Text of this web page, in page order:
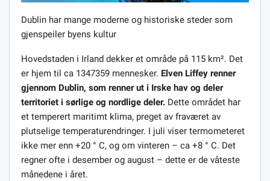
Dublin har mange moderne og historiske steder som
gjenspeiler byens kultur
Hovedstaden i Irland dekker et område på 115 km². Det
er hjem til ca 1347359 mennesker. Elven Liffey renner
gjennom Dublin, som renner ut i Irske hav og deler
territoriet i sørlige og nordlige deler. Dette området har
et temperert maritimt klima, preget av fraværet av
plutselige temperaturendringer. I juli viser termometeret
ikke mer enn +20 ° C, og om vinteren – ca +8 ° C. Det
regner ofte i desember og august – dette er de våteste
månedene i året.